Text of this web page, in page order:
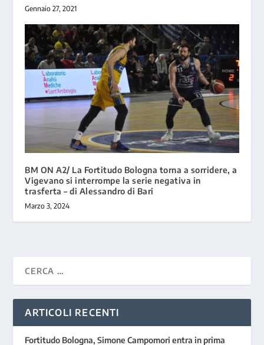
Gennaio 27, 2021
BM ON A2/ La Fortitudo Bologna torna a sorridere, a
Vigevano si interrompe la serie negativa in
trasferta – di Alessandro di Bari
Marzo 3, 2024
ARTICOLI RECENTI
Fortitudo Bologna, Simone Campomori entra in prima